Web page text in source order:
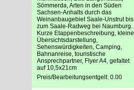
Sömmerda, Arten in den Süden
Sachsen-Anhalts durch das
Weinanbaugebiet Saale-Unstrut bis
zum Saale-Radweg bei Naumburg.
Kurze Etappenbeschreibung, kleine
Übersichtsdarstellung,
Sehenswürdigkeiten, Camping,
Bahnanreise, touristische
Ansprechpartner, Flyer A4, gefaltet
auf 10,5x21cm
Preis/Bearbeitungsentgelt: 0.00